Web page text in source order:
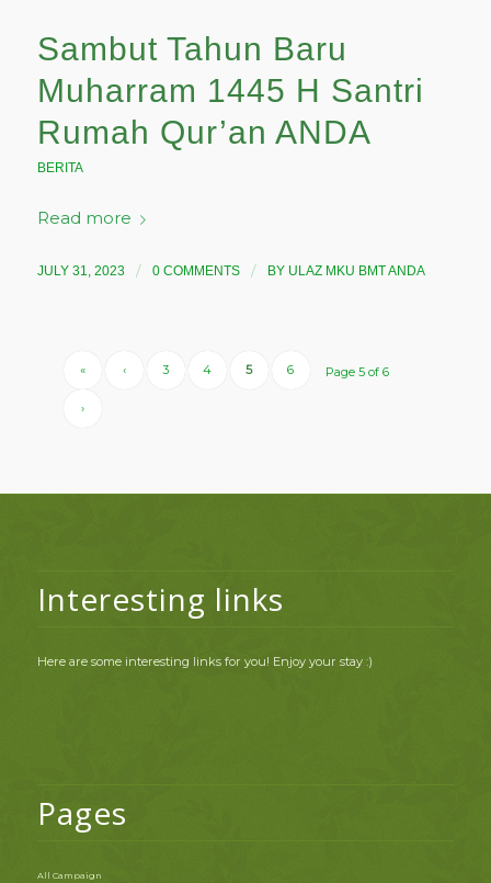
Sambut Tahun Baru
Muharram 1445 H Santri
Rumah Qur’an ANDA
BERITA
Read more
JULY 31, 2023 / 0 COMMENTS / BY ULAZ MKU BMT ANDA
Page 5 of 6
« ‹ 3 4 5 6
›
Interesting links
Here are some interesting links for you! Enjoy your stay :)
Pages
All Campaign